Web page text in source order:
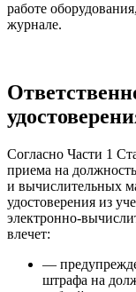
работе
журнале.
Согласно Части 1
приема на
и вычислительных
удостоверения из
электронно-
влечет:
—
штрафа на